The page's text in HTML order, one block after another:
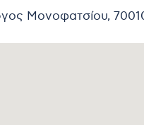
Μονοφατσίου,